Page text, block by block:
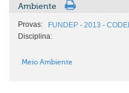
Ambiente
Provas:
FUNDEP - 2013 -
Disciplina:
Meio Ambiente